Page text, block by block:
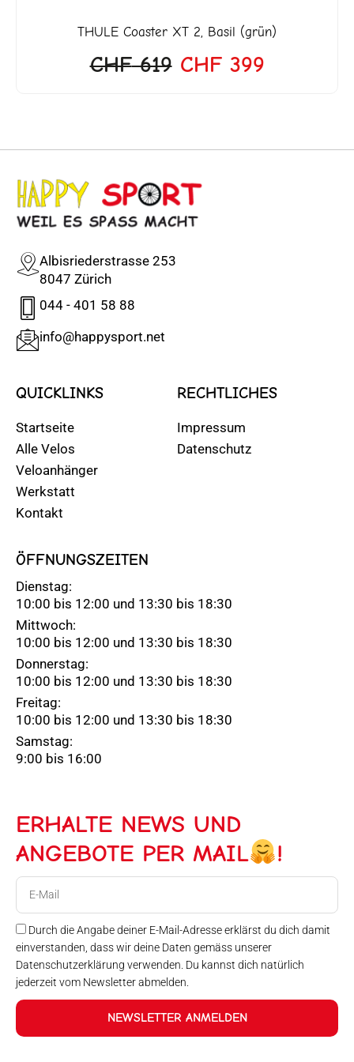
THULE Coaster XT 2, Basil (grün)
CHF619 CHF399
Albisriederstrasse 253
8047 Zürich
044 - 401 58 88
info@happysport.net
QUICKLINKS
Startseite
Alle Velos
Veloanhänger
Werkstatt
Kontakt
RECHTLICHES
Impressum
Datenschutz
ÖFFNUNGSZEITEN
Dienstag:
10:00 bis 12:00 und 13:30 bis 18:30
Mittwoch:
10:00 bis 12:00 und 13:30 bis 18:30
Donnerstag:
10:00 bis 12:00 und 13:30 bis 18:30
Freitag:
10:00 bis 12:00 und 13:30 bis 18:30
Samstag:
9:00 bis 16:00
ERHALTE NEWS UND
ANGEBOTE PER MAIL
!
Durch die Angabe deiner E-Mail-Adresse erklärst du dich damit
einverstanden, dass wir deine Daten gemäss unserer
Datenschutzerklärung verwenden. Du kannst dich natürlich
jederzeit vom Newsletter abmelden.
NEWSLETTER ANMELDEN